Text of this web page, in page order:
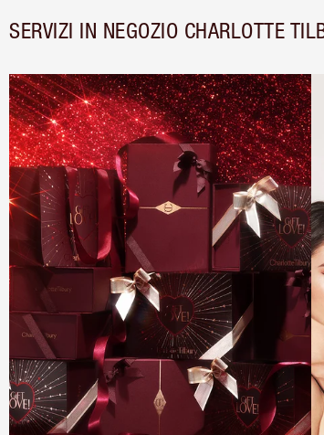
SERVIZI IN NEGOZIO CHARLOTTE